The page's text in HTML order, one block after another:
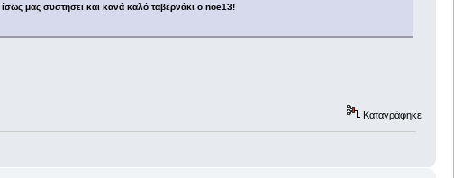
ίσως μας συστήσει και κανά καλό ταβερνάκι ο noe13!
Καταγράφηκε